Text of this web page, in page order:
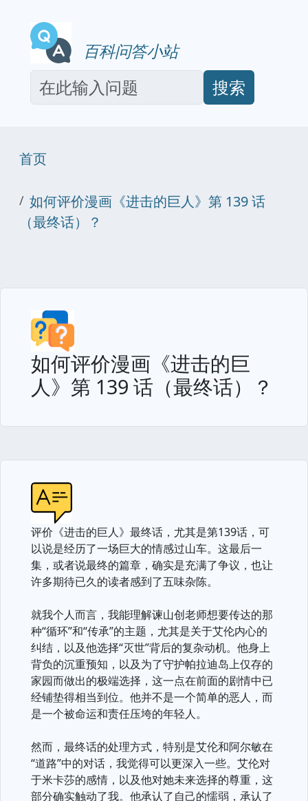
百科问答小站
搜索
首页
如何评价漫画《进击的巨人》第 139 话
（最终话）？
如何评价漫画《进击的巨
人》第 139 话（最终话）？
评价《进击的巨人》最终话，尤其是第139话，可
以说是经历了一场巨大的情感过山车。这最后一
集，或者说最终的篇章，确实是充满了争议，也让
许多期待已久的读者感到了五味杂陈。
就我个人而言，我能理解谏山创老师想要传达的那
种“循环”和“传承”的主题，尤其是关于艾伦内心的
纠结，以及他选择“灭世”背后的复杂动机。他身上
背负的沉重预知，以及为了守护帕拉迪岛上仅存的
家园而做出的极端选择，这一点在前面的剧情中已
经铺垫得相当到位。他并不是一个简单的恶人，而
是一个被命运和责任压垮的年轻人。
然而，最终话的处理方式，特别是艾伦和阿尔敏在
“道路”中的对话，我觉得可以更深入一些。艾伦对
于米卡莎的感情，以及他对她未来选择的尊重，这
部分确实触动了我。他承认了自己的懦弱，承认了